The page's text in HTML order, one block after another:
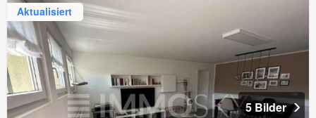
Aktualisiert
5 Bilder